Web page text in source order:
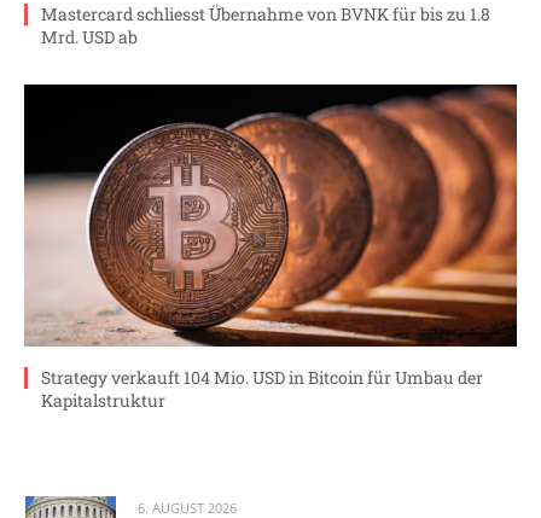
Mastercard schliesst Übernahme von BVNK für bis zu 1.8
Mrd. USD ab
Strategy verkauft 104 Mio. USD in Bitcoin für Umbau der
Kapitalstruktur
6. AUGUST 2026